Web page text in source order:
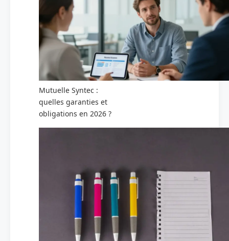
Mutuelle Syntec :
quelles garanties et
obligations en 2026 ?